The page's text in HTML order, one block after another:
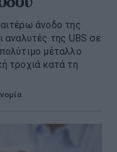
άνοδο της
αναλυτές της UBS σε
μέταλλο
τροχιά κατά τη